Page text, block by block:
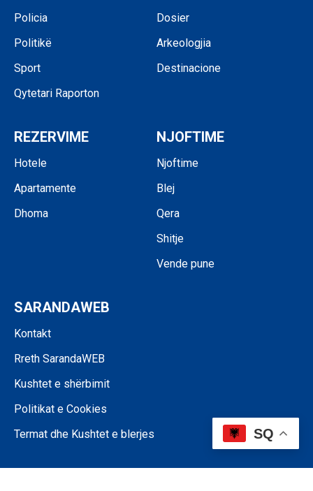
Policia
Politikë
Sport
Qytetari Raporton
Dosier
Arkeologjia
Destinacione
REZERVIME
Hotele
Apartamente
Dhoma
NJOFTIME
Njoftime
Blej
Qera
Shitje
Vende pune
SARANDAWEB
Kontakt
Rreth SarandaWEB
Kushtet e shërbimit
Politikat e Cookies
Termat dhe Kushtet e blerjes
SQ